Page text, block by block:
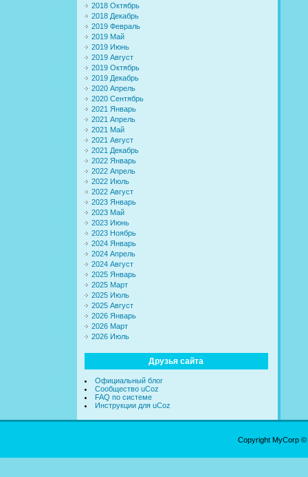
2018 Октябрь
2018 Декабрь
2019 Февраль
2019 Май
2019 Июнь
2019 Август
2019 Октябрь
2019 Декабрь
2020 Апрель
2020 Сентябрь
2021 Январь
2021 Апрель
2021 Май
2021 Август
2021 Декабрь
2022 Январь
2022 Апрель
2022 Июль
2022 Август
2023 Январь
2023 Май
2023 Июнь
2023 Ноябрь
2024 Январь
2024 Апрель
2024 Август
2025 Январь
2025 Март
2025 Июль
2025 Август
2026 Январь
2026 Март
2026 Июль
Друзья сайта
Официальный блог
Сообщество uCoz
FAQ по системе
Инструкции для uCoz
Copyright MyCorp ©